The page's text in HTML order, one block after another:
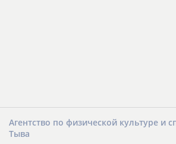
Агентство по физической культуре и
Тыва